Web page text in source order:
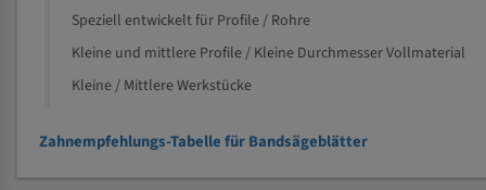
Speziell entwickelt für Profile / Rohre
Kleine und mittlere Profile / Kleine Durchmesser Vollmaterial
Kleine / Mittlere Werkstücke
Zahnempfehlungs-Tabelle für Bandsägeblätter